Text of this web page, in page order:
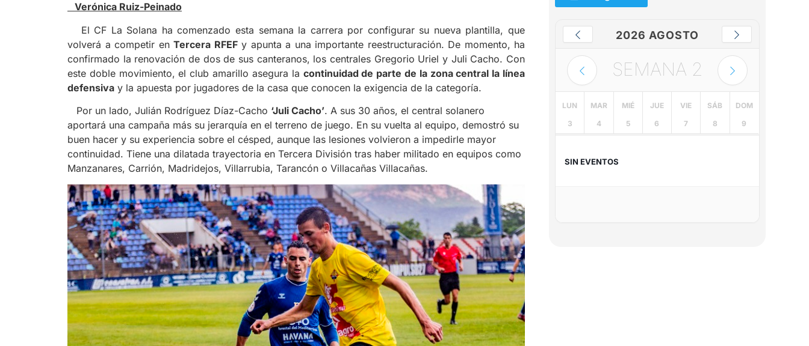
Verónica Ruiz-Peinado
El CF La Solana ha comenzado esta semana la carrera por configurar su nueva plantilla, que
volverá a competir en Tercera RFEFy apunta a una importante reestructuración. De momento, ha
confirmado la renovación de dos de sus canteranos, los centrales Gregorio Uriel y Juli Cacho. Con
este doble movimiento, el club amarillo asegura la continuidad de parte de la zona central la línea
defensiva y la apuesta por jugadores de la casa que conocen la exigencia de la categoría.
Por un lado, Julián Rodríguez Díaz-Cacho ‘Juli Cacho’. A sus 30 años, el central solanero
aportará una campaña más su jerarquía en el terreno de juego. En su vuelta al equipo, demostró su
buen hacer y su experiencia sobre el césped, aunque las lesiones volvieron a impedirle mayor
continuidad. Tiene una dilatada trayectoria en Tercera División tras haber militado en equipos como
Manzanares, Carrión, Madridejos, Villarrubia, Tarancón o Villacañas Villacañas.
2026 AGOSTO
SEMANA 2
LUN
3
MAR
4
MIÉ
5
JUE
6
VIE
7
SÁB
8
DOM
9
SIN EVENTOS